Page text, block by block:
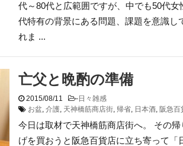
代～80代と広範囲ですが、中でも50代
代特有の背景にある問題、課題を意識し
れま ...
亡父と晩酌の準備
2015/08/11 -日々雑感
お盆, 介護, 天神橋筋商店街, 帰省, 日本酒, 阪急百
今日は取材で天神橋筋商店街へ。 その
げを買おうと阪急百貨店に立ち寄って「